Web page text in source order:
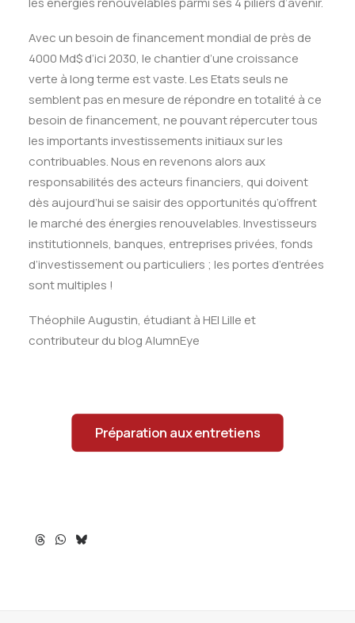
Avec un besoin de financement mondial de près de
4000 Md$ d’ici 2030, le chantier d’une croissance
verte à long terme est vaste. Les Etats seuls ne
semblent pas en mesure de répondre en totalité à ce
besoin de financement, ne pouvant répercuter tous
les importants investissements initiaux sur les
contribuables. Nous en revenons alors aux
responsabilités des acteurs financiers, qui doivent
dès aujourd’hui se saisir des opportunités qu’offrent
le marché des énergies renouvelables. Investisseurs
institutionnels, banques, entreprises privées, fonds
d’investissement ou particuliers ; les portes d’entrées
sont multiples !
Théophile Augustin, étudiant à HEI Lille et
contributeur du blog AlumnEye
Préparation aux entretiens